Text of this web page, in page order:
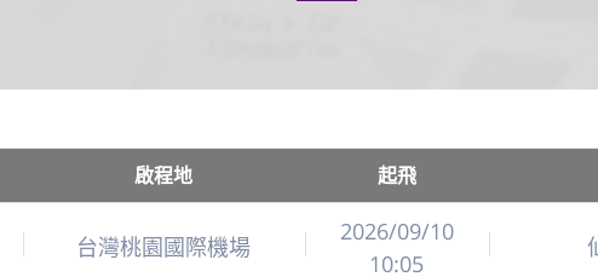
啟程地 起飛
台灣桃園國際機場
2026/09/10
10:05